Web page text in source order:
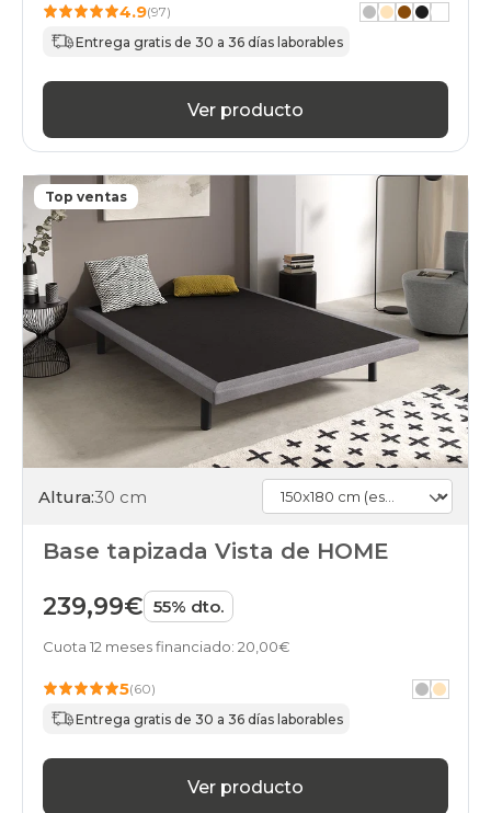
4.9(97)
Entrega gratis de 30 a 36 días laborables
Ver producto
Top ventas
Altura:30 cm
Base tapizada Vista de HOME
239,99€ 55% dto.
Cuota 12 meses financiado: 20,00€
5(60)
Entrega gratis de 30 a 36 días laborables
Ver producto